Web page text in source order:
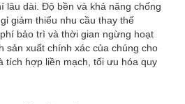
lâu dài. Độ bền và khả năng chống
giảm thiểu nhu cầu thay thế
bảo trì và thời gian ngừng hoạt
sản xuất chính xác của chúng cho
tích hợp liền mạch, tối ưu hóa quy